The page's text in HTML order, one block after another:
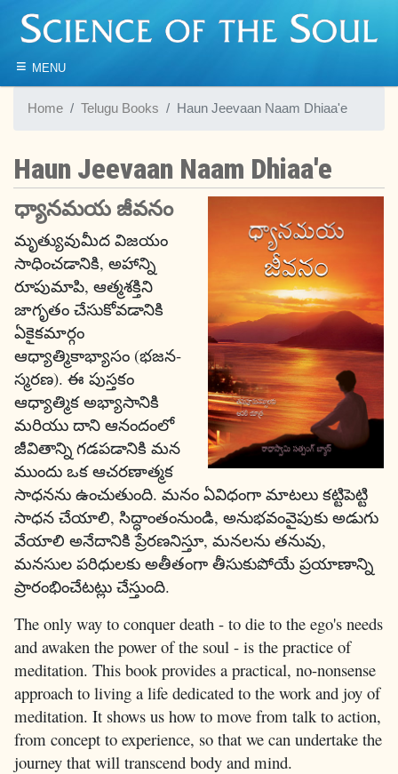
≡ MENU
Home Telugu Books Haun Jeevaan Naam Dhiaa'e
Haun Jeevaan Naam Dhiaa'e
ధ్యానమయ జీవనం
మృత్యువుమీద విజయం
సాధించడానికి, అహాన్ని
రూపుమాపి, ఆత్మశక్తిని
జాగృతం చేసుకోవడానికి
ఏకైకమార్గం
ఆధ్యాత్మికాభ్యాసం (భజన-
స్మరణ). ఈ పుస్తకం
ఆధ్యాత్మిక అభ్యాసానికి
మరియు దాని ఆనందంలో
జీవితాన్ని గడపడానికి మన
ముందు ఒక ఆచరణాత్మక
సాధనను ఉంచుతుంది. మనం ఏవిధంగా మాటలు కట్టిపెట్టి
సాధన చేయాలి, సిద్ధాంతంనుండి, అనుభవంవైపుకు అడుగు
వేయాలి అనేదానికి ప్రేరణనిస్తూ, మనలను తనువు,
మనసుల పరిధులకు అతీతంగా తీసుకుపోయే ప్రయాణాన్ని
ప్రారంభించేటట్లు చేస్తుంది.
The only way to conquer death - to die to the ego's needs
and awaken the power of the soul - is the practice of
meditation. This book provides a practical, no-nonsense
approach to living a life dedicated to the work and joy of
meditation. It shows us how to move from talk to action,
from concept to experience, so that we can undertake the
journey that will transcend body and mind.